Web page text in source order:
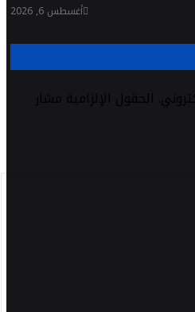
أغسطس 6, 2026
الحقول الإلزامية مشار